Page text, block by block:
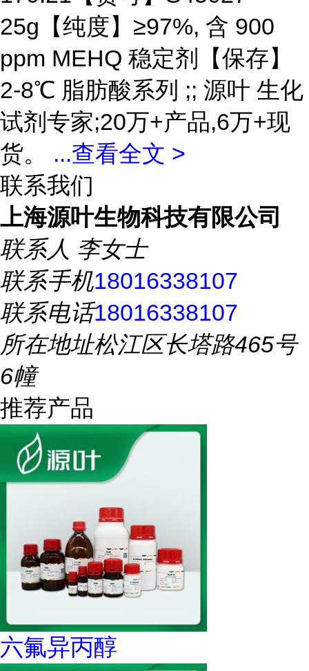
25g【纯度】≥97%, 含 900
ppm MEHQ 稳定剂【保存】
2-8℃ 脂肪酸系列 ;; 源叶 生化
试剂专家;20万+产品,6万+现
货。 ...查看全文 >
联系我们
上海源叶生物科技有限公司
联系人 李女士
联系手机18016338107
联系电话18016338107
所在地址松江区长塔路465号
6幢
推荐产品
六氟异丙醇